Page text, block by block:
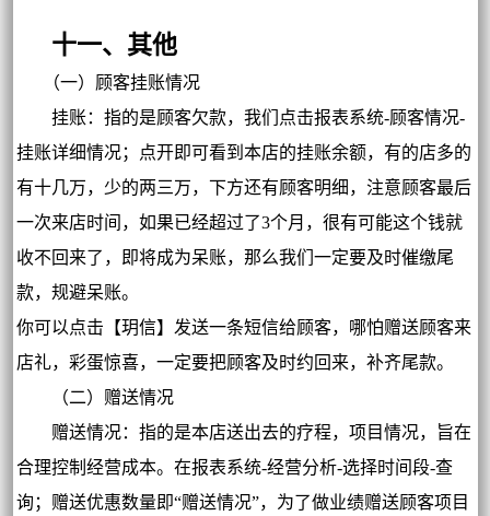
十一、其他
（一）顾客挂账情况
挂账：指的是顾客欠款，我们点击报表系统-顾客情况-
挂账详细情况；点开即可看到本店的挂账余额，有的店多的
有十几万，少的两三万，下方还有顾客明细，注意顾客最后
一次来店时间，如果已经超过了3个月，很有可能这个钱就
收不回来了，即将成为呆账，那么我们一定要及时催缴尾
款，规避呆账。
你可以点击【玥信】发送一条短信给顾客，哪怕赠送顾客来
店礼，彩蛋惊喜，一定要把顾客及时约回来，补齐尾款。
（二）赠送情况
赠送情况：指的是本店送出去的疗程，项目情况，旨在
合理控制经营成本。在报表系统-经营分析-选择时间段-查
询；赠送优惠数量即“赠送情况”，为了做业绩赠送顾客项目